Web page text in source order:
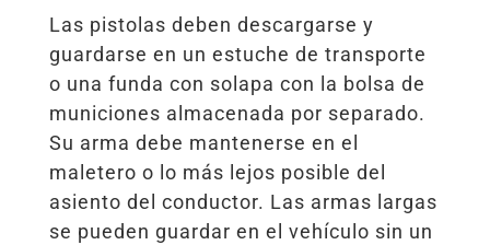
Las pistolas deben descargarse y
guardarse en un estuche de transporte
o una funda con solapa con la bolsa de
municiones almacenada por separado.
Su arma debe mantenerse en el
maletero o lo más lejos posible del
asiento del conductor. Las armas largas
se pueden guardar en el vehículo sin un